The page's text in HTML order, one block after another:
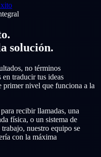
solución.
no términos
traducir tus ideas
primer nivel que funciona a la
recibir llamadas, una
física, o un sistema de
nuestro equipo se
con la máxima